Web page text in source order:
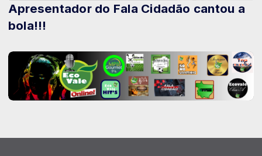
Apresentador do Fala Cidadão cantou a
bola!!!